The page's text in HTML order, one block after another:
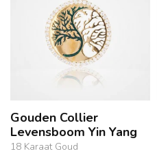
Gouden Collier
Levensboom Yin Yang
18 Karaat Goud